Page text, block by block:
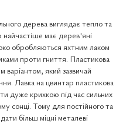
дерева виглядає тепло та
найчастіше має дерев'яні
обробляються яхтним лаком
проти гниття. Пластикова
варіантом, який зазвичай
Лавка на цвинтар пластикова
дуже крихкою під час сильних
сонці. Тому для постійного та
більш міцні металеві